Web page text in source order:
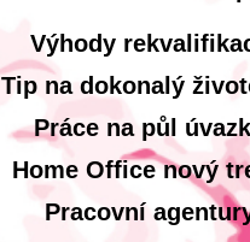
Výhody
Tip na dokonalý
Práce na půl
Home Office nový
Pracovní